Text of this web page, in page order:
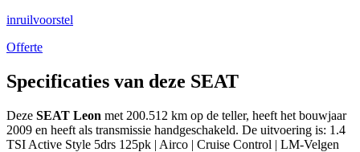
inruilvoorstel
Offerte
Specificaties van deze SEAT
Deze SEAT Leon met 200.512 km op de teller, heeft het bouwjaar
2009 en heeft als transmissie handgeschakeld. De uitvoering is: 1.4
TSI Active Style 5drs 125pk | Airco | Cruise Control | LM-Velgen